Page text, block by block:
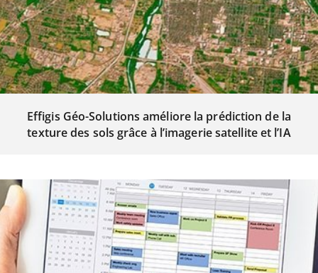
Effigis Géo-Solutions améliore la prédiction de la
texture des sols grâce à l’imagerie satellite et l’IA